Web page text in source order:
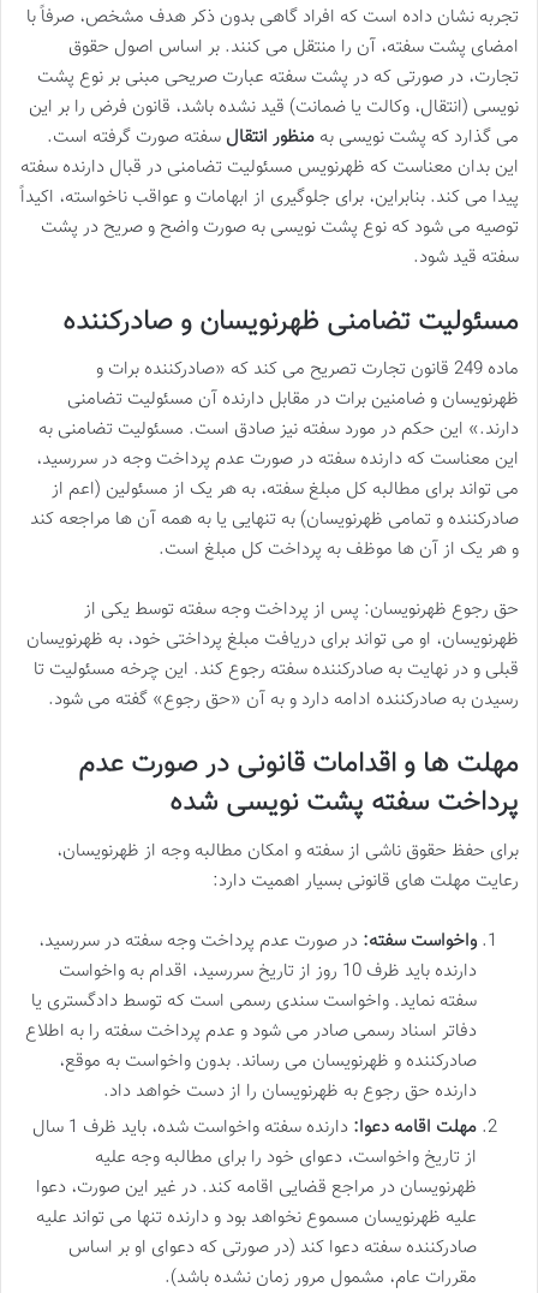
تجربه نشان داده است که افراد گاهی بدون ذکر هدف مشخص، صرفاً با
امضای پشت سفته، آن را منتقل می کنند. بر اساس اصول حقوق
تجارت، در صورتی که در پشت سفته عبارت صریحی مبنی بر نوع پشت
نویسی (انتقال، وکالت یا ضمانت) قید نشده باشد، قانون فرض را بر این
می گذارد که پشت نویسی به منظور انتقال سفته صورت گرفته است.
این بدان معناست که ظهرنویس مسئولیت تضامنی در قبال دارنده سفته
پیدا می کند. بنابراین، برای جلوگیری از ابهامات و عواقب ناخواسته، اکیداً
توصیه می شود که نوع پشت نویسی به صورت واضح و صریح در پشت
سفته قید شود.
مسئولیت تضامنی ظهرنویسان و صادرکننده
ماده 249 قانون تجارت تصریح می کند که «صادرکننده برات و
ظهرنویسان و ضامنین برات در مقابل دارنده آن مسئولیت تضامنی
دارند.» این حکم در مورد سفته نیز صادق است. مسئولیت تضامنی به
این معناست که دارنده سفته در صورت عدم پرداخت وجه در سررسید،
می تواند برای مطالبه کل مبلغ سفته، به هر یک از مسئولین (اعم از
صادرکننده و تمامی ظهرنویسان) به تنهایی یا به همه آن ها مراجعه کند
و هر یک از آن ها موظف به پرداخت کل مبلغ است.
حق رجوع ظهرنویسان: پس از پرداخت وجه سفته توسط یکی از
ظهرنویسان، او می تواند برای دریافت مبلغ پرداختی خود، به ظهرنویسان
قبلی و در نهایت به صادرکننده سفته رجوع کند. این چرخه مسئولیت تا
رسیدن به صادرکننده ادامه دارد و به آن «حق رجوع» گفته می شود.
مهلت ها و اقدامات قانونی در صورت عدم
پرداخت سفته پشت نویسی شده
برای حفظ حقوق ناشی از سفته و امکان مطالبه وجه از ظهرنویسان،
رعایت مهلت های قانونی بسیار اهمیت دارد:
واخواست سفته: در صورت عدم پرداخت وجه سفته در سررسید،
دارنده باید ظرف 10 روز از تاریخ سررسید، اقدام به واخواست
سفته نماید. واخواست سندی رسمی است که توسط دادگستری یا
دفاتر اسناد رسمی صادر می شود و عدم پرداخت سفته را به اطلاع
صادرکننده و ظهرنویسان می رساند. بدون واخواست به موقع،
دارنده حق رجوع به ظهرنویسان را از دست خواهد داد.
مهلت اقامه دعوا:
دارنده سفته واخواست شده، باید ظرف 1 سال
از تاریخ واخواست، دعوای خود را برای مطالبه وجه علیه
ظهرنویسان در مراجع قضایی اقامه کند. در غیر این صورت، دعوا
علیه ظهرنویسان مسموع نخواهد بود و دارنده تنها می تواند علیه
صادرکننده سفته دعوا کند (در صورتی که دعوای او بر اساس
مقررات عام، مشمول مرور زمان نشده باشد).